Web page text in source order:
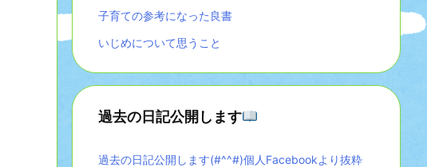
子育ての参考になった良書
いじめについて思うこと
過去の日記公開します
過去の日記公開します(#^^#)個人Facebookより抜粋